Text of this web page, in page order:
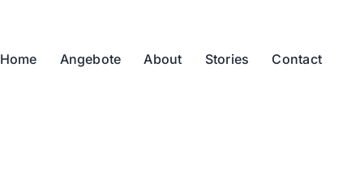
Home Angebote About Stories Contact